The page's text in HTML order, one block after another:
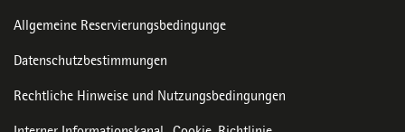
Allgemeine Reservierungsbedingunge
Datenschutzbestimmungen
Rechtliche Hinweise und Nutzungsbedingungen